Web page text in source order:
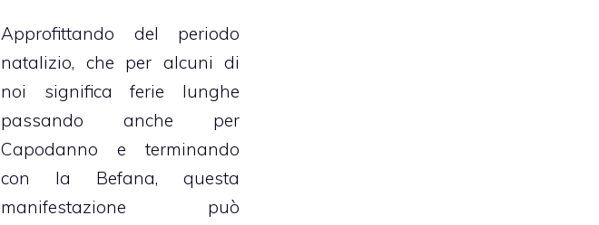
Approfittando del periodo
natalizio, che per alcuni di
noi significa ferie lunghe
passando anche per
Capodanno e terminando
con la Befana, questa
manifestazione può